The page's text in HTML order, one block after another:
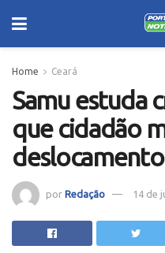
Home Ceará
Samu estuda
que cidadão
por Redação 14 de